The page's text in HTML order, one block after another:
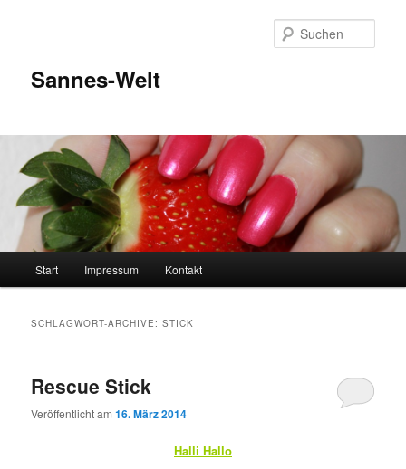
Sannes-Welt
Start Impressum Kontakt
SCHLAGWORT-ARCHIVE:STICK
Rescue Stick
Veröffentlicht am16. März 2014
Halli Hallo